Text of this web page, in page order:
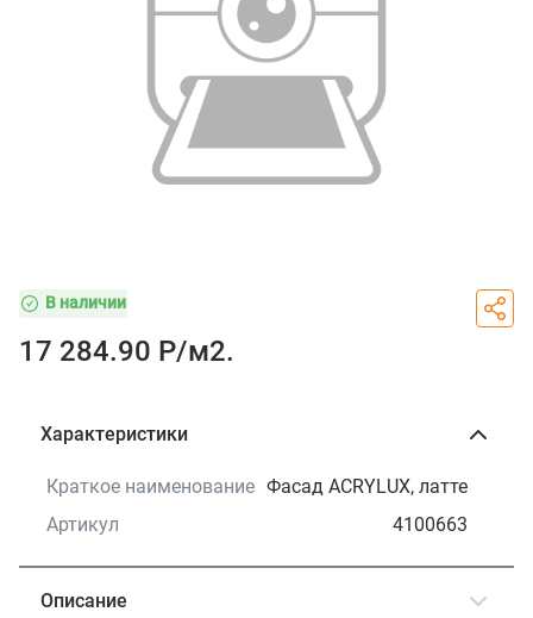
В наличии
17 284.90 Р/м2.
Характеристики
Краткое наименование Фасад ACRYLUX, латте
Артикул
4100663
Описание